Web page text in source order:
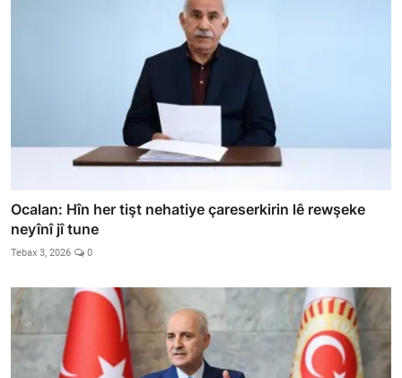
Ocalan: Hîn her tişt nehatiye çareserkirin lê rewşeke
neyînî jî tune
Tebax 3, 2026 0